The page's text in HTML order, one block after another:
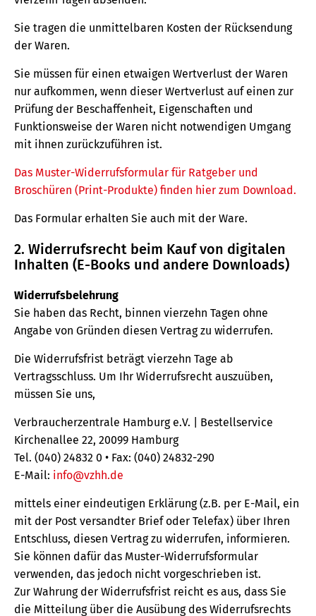
Sie tragen die unmittelbaren Kosten der Rücksendung
der Waren.
Sie müssen für einen etwaigen Wertverlust der Waren
nur aufkommen, wenn dieser Wertverlust auf einen zur
Prüfung der Beschaffenheit, Eigenschaften und
Funktionsweise der Waren nicht notwendigen Umgang
mit ihnen zurückzuführen ist.
Das Muster-Widerrufsformular für Ratgeber und
Broschüren (Print-Produkte) finden hier zum Download.
Das Formular erhalten Sie auch mit der Ware.
2. Widerrufsrecht beim Kauf von digitalen
Inhalten (E-Books und andere Downloads)
Widerrufsbelehrung
Sie haben das Recht, binnen vierzehn Tagen ohne
Angabe von Gründen diesen Vertrag zu widerrufen.
Die Widerrufsfrist beträgt vierzehn Tage ab
Vertragsschluss. Um Ihr Widerrufsrecht auszuüben,
müssen Sie uns,
Verbraucherzentrale Hamburg e.V. | Bestellservice
Kirchenallee 22, 20099 Hamburg
Tel. (040) 24832 0 • Fax: (040) 24832-290
E-Mail: info@vzhh.de
mittels einer eindeutigen Erklärung (z.B. per E-Mail, ein
mit der Post versandter Brief oder Telefax) über Ihren
Entschluss, diesen Vertrag zu widerrufen, informieren.
Sie können dafür das Muster-Widerrufsformular
verwenden, das jedoch nicht vorgeschrieben ist.
Zur Wahrung der Widerrufsfrist reicht es aus, dass Sie
die Mitteilung über die Ausübung des Widerrufsrechts